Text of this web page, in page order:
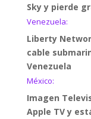
Sky y pierde
Venezuela:
Liberty
cable
Venezuela
México:
Imagen
Apple TV y